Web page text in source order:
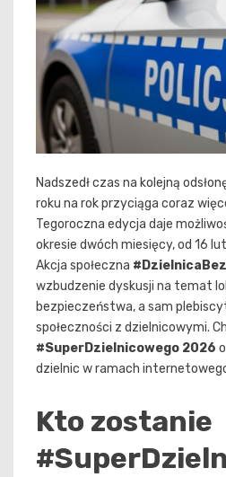
Nadszedł czas na kolejną
roku na rok przyciąga coraz
Tegoroczna edycja daje
okresie dwóch miesięcy, od 16
Akcja społeczna
wzbudzenie dyskusji na temat
bezpieczeństwa, a sam
społeczności z dzielnicowymi.
#SuperDzielnicowego 2026
dzielnic w ramach
Kto zostanie